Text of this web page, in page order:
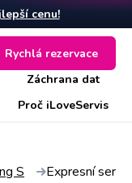
cenu!
Záchrana dat
Proč iLoveServis
Rychlá rezervace
S Expresní